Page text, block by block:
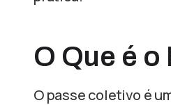
O Que é
O passe coletivo é